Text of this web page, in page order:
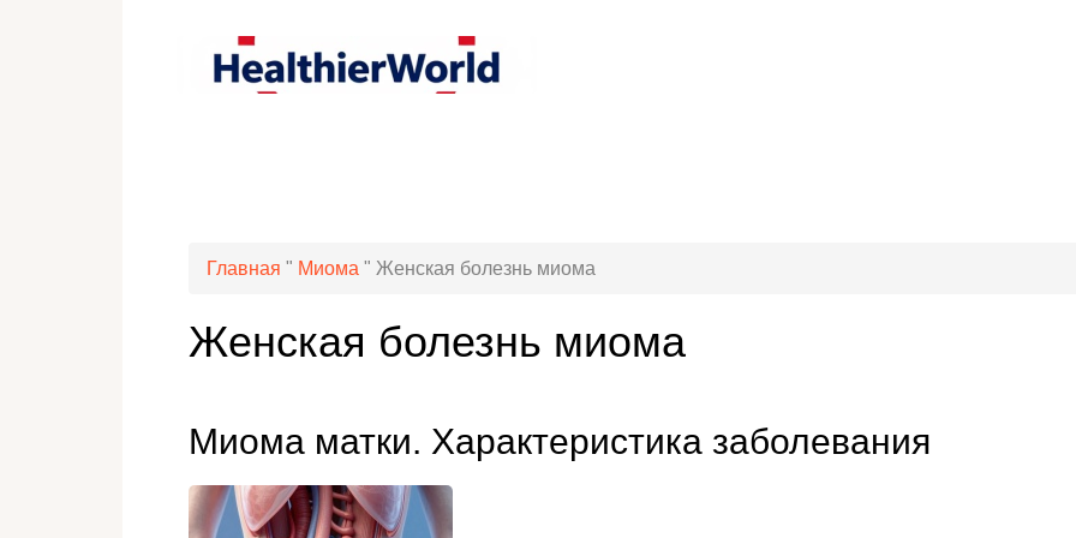
Главная " Миома " Женская болезнь миома
Женская болезнь миома
Миома матки. Характеристика заболевания